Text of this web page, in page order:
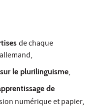
de chaque
le plurilinguisme,
de
numérique et papier,